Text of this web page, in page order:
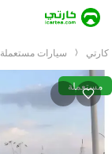
كارتي سيارات مستعملة
مستعملة